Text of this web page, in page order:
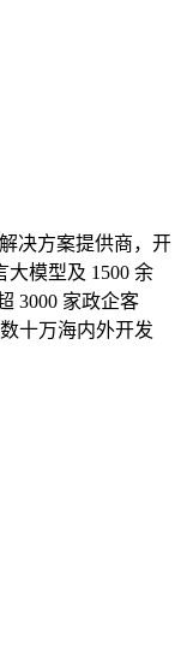
决方案提供商，开
模型及 1500 余
3000 家政企客
十万海内外开发